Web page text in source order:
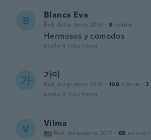
B Blanca Eva
Rok dołączenia 2016 · 3 opinie
Hermosos y comodos
około 4 roku temu
가 가미
Rok dołączenia 2019 · 108 opinie · 2
około 4 roku temu
V Vilma
Rok dołączenia 2017 · 68 opinie ·